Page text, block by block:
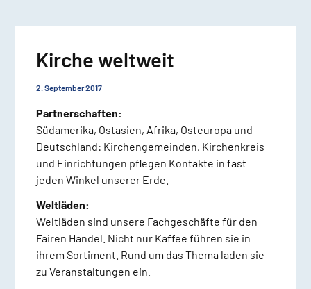
Kirche weltweit
2. September 2017
Partnerschaften:
Südamerika, Ostasien, Afrika, Osteuropa und
Deutschland: Kirchengemeinden, Kirchenkreis
und Einrichtungen pflegen Kontakte in fast
jeden Winkel unserer Erde.
Weltläden:
Weltläden sind unsere Fachgeschäfte für den
Fairen Handel. Nicht nur Kaffee führen sie in
ihrem Sortiment. Rund um das Thema laden sie
zu Veranstaltungen ein.